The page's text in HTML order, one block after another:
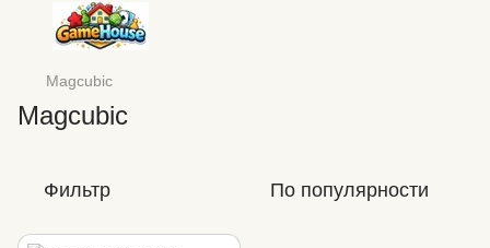
Magcubic
Magcubic
Фильтр По популярности